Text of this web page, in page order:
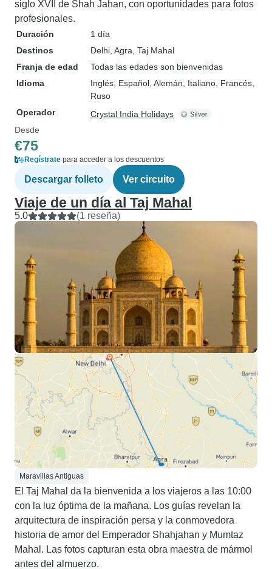
siglo XVII de Shah Jahan, con oportunidades para fotos
profesionales.
Duración
1 día
Destinos
Delhi , Agra , Taj Mahal
Franja de edad
Todas las edades son bienvenidas
Idioma
Inglés, Español, Alemán, Italiano, Francés,
Ruso
Operador
Crystal India Holidays
Desde
€75
Regístrate para acceder a los descuentos
Descargar folleto Ver circuito
Viaje de un día al Taj Mahal
5.0 (1 reseña)
Maravillas Antiguas
El Taj Mahal da la bienvenida a los viajeros a las 10:00
con la luz óptima de la mañana. Los guías revelan la
arquitectura de inspiración persa y la conmovedora
historia de amor del Emperador Shahjahan y Mumtaz
Mahal. Las fotos capturan esta obra maestra de mármol
antes del almuerzo.